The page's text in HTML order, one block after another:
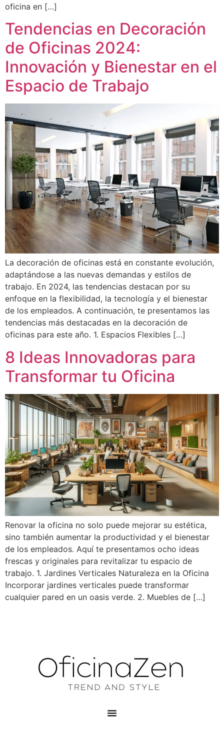
oficina en […]
Tendencias en Decoración
de Oficinas 2024:
Innovación y Bienestar en el
Espacio de Trabajo
La decoración de oficinas está en constante evolución,
adaptándose a las nuevas demandas y estilos de
trabajo. En 2024, las tendencias destacan por su
enfoque en la flexibilidad, la tecnología y el bienestar
de los empleados. A continuación, te presentamos las
tendencias más destacadas en la decoración de
oficinas para este año. 1. Espacios Flexibles […]
8 Ideas Innovadoras para
Transformar tu Oficina
Renovar la oficina no solo puede mejorar su estética,
sino también aumentar la productividad y el bienestar
de los empleados. Aquí te presentamos ocho ideas
frescas y originales para revitalizar tu espacio de
trabajo. 1. Jardines Verticales Naturaleza en la Oficina
Incorporar jardines verticales puede transformar
cualquier pared en un oasis verde. 2. Muebles de […]